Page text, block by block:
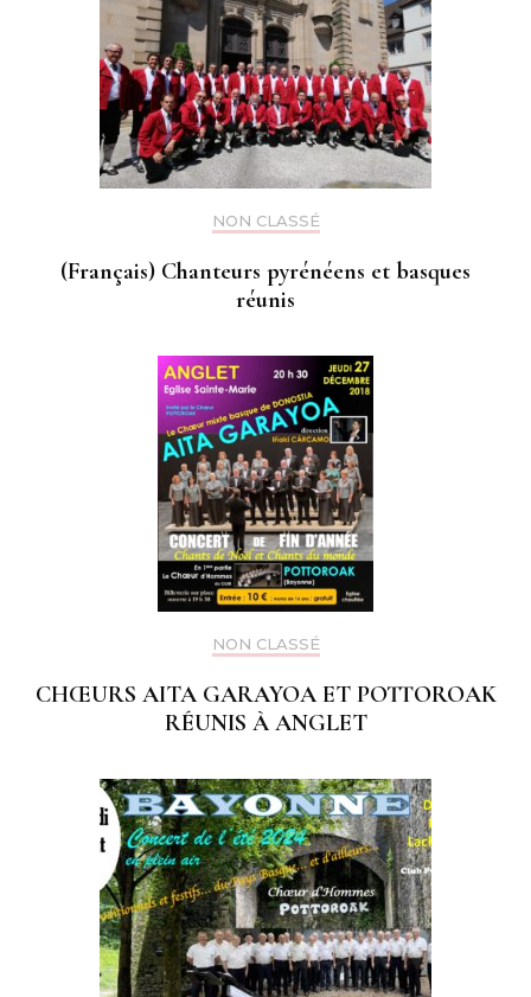
NON CLASSÉ
(Français) Chanteurs pyrénéens et basques
réunis
NON CLASSÉ
CHŒURS AITA GARAYOA ET POTTOROAK
RÉUNIS À ANGLET